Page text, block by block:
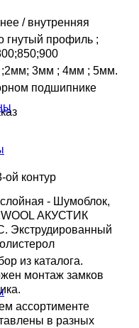
/ внутренняя
гнутый профиль ;
3мм ; 4мм ; 5мм.
подшипнике
ой контур
- Шумоблок,
АКУСТИК
Экструдированный
из каталога.
монтаж замков
ассортименте
в разных